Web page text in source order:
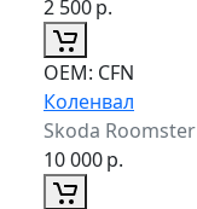
2 500р.
ОЕМ: CFN
Коленвал
Skoda
10 000р.